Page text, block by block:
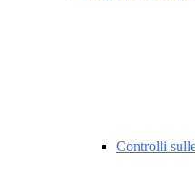
Controlli